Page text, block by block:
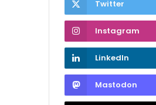
Twitter
Instagram
LinkedIn
Mastodon